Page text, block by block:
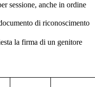
sessione, anche in ordine
di riconoscimento
la firma di un genitore